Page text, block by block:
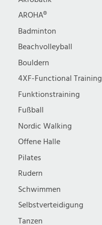
AROHA®
Badminton
Beachvolleyball
Bouldern
4XF-Functional Training
Funktionstraining
Fußball
Nordic Walking
Offene Halle
Pilates
Rudern
Schwimmen
Selbstverteidigung
Tanzen